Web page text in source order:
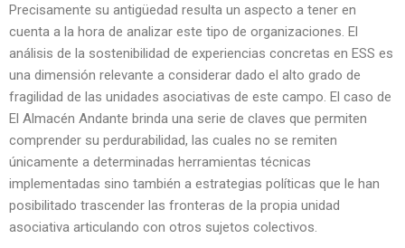
Precisamente su antigüedad resulta un aspecto a tener en
cuenta a la hora de analizar este tipo de organizaciones. El
análisis de la sostenibilidad de experiencias concretas en ESS es
una dimensión relevante a considerar dado el alto grado de
fragilidad de las unidades asociativas de este campo. El caso de
El Almacén Andante brinda una serie de claves que permiten
comprender su perdurabilidad, las cuales no se remiten
únicamente a determinadas herramientas técnicas
implementadas sino también a estrategias políticas que le han
posibilitado trascender las fronteras de la propia unidad
asociativa articulando con otros sujetos colectivos.